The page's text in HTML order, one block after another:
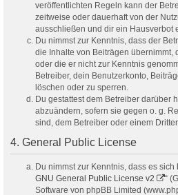
veröffentlichten Regeln kann der
zeitweise oder dauerhaft von der
ausschließen und dir ein Hausverbot
Du nimmst zur Kenntnis, dass der
die Inhalte von Beiträgen übernimmt,
oder die er nicht zur Kenntnis
Betreiber, dein Benutzerkonto,
löschen oder zu sperren.
Du gestattest dem Betreiber darüber
abzuändern, sofern sie gegen o. g.
sind, dem Betreiber oder einem
4. General Public License
Du nimmst zur Kenntnis, dass es
GNU General Public License v2
“
Software von phpBB Limited